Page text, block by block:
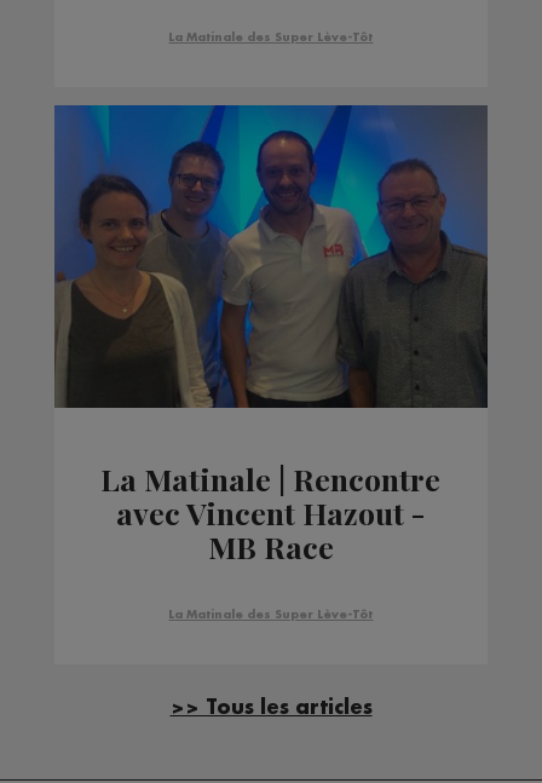
La Matinale des Super Lève-Tôt
La Matinale | Rencontre
avec Vincent Hazout -
MB Race
La Matinale des Super Lève-Tôt
>> Tous les articles